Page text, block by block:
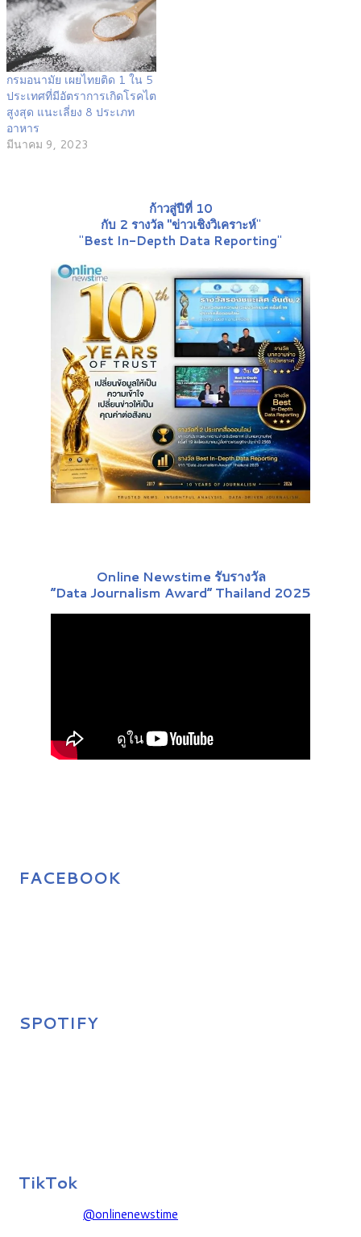
กรมอนามัย เผยไทยติด 1 ใน 5
ประเทศที่มีอัตราการเกิดโรคไต
สูงสุด แนะเลี่ยง 8 ประเภท
อาหาร
มีนาคม 9, 2023
ก้าวสู่ปีที่ 10
กับ 2 รางวัล "ข่าวเชิงวิเคราะห์"
"Best In-Depth Data Reporting"
Online Newstime รับรางวัล
“Data Journalism Award” Thailand 2025
FACEBOOK
SPOTIFY
TikTok
@onlinenewstime